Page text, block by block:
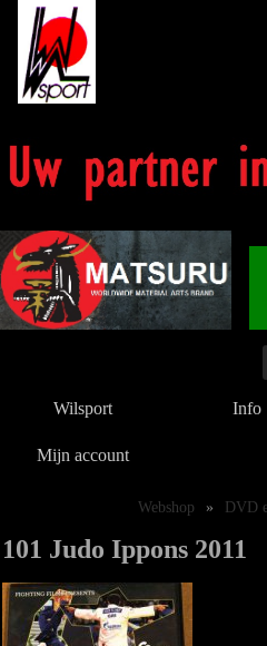
Wilsport Info
Mijn account
Webshop » DVD
101 Judo Ippons 2011